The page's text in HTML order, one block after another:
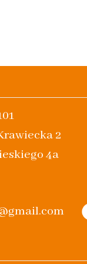
2
4a